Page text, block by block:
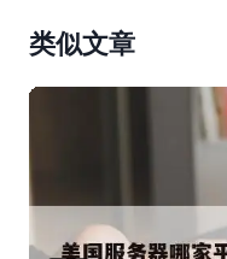
类似文章